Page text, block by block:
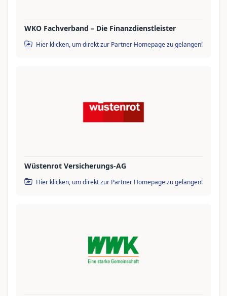
WKO Fachverband – Die Finanzdienstleister
Hier klicken, um direkt zur Partner Homepage zu gelangen!
Wüstenrot Versicherungs-AG
Hier klicken, um direkt zur Partner Homepage zu gelangen!